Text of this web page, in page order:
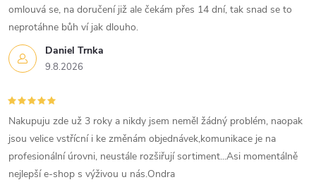
Daniel Trnka
9.8.2026
omlouvá se, na doručení již ale čekám přes 14 dní, tak snad se to
neprotáhne bůh ví jak dlouho.
Nakupuju zde už 3 roky a nikdy jsem neměl žádný problém, naopak
jsou velice vstřícní i ke změnám objednávek,komunikace je na
profesionální úrovni, neustále rozšiřují sortiment...Asi momentálně
nejlepší e-shop s výživou u nás.Ondra